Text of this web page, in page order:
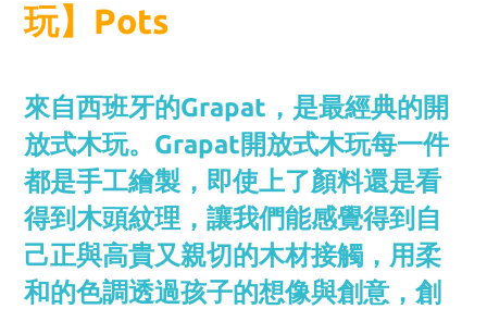
玩】Pots
來自西班牙的Grapat，是最經典的開
放式木玩。 Grapat開放式木玩每一件
都是手工繪製，即使上了顏料還是看
得到木頭紋理， 讓我們能感覺得到自
己正與高貴又親切的木材接觸，用柔
和的色調透過孩子的想像與創意，創